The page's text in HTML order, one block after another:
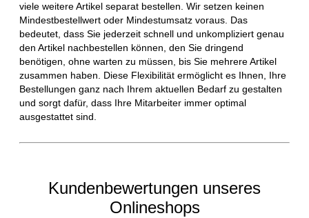
viele weitere Artikel separat bestellen. Wir setzen keinen
Mindestbestellwert oder Mindestumsatz voraus. Das
bedeutet, dass Sie jederzeit schnell und unkompliziert genau
den Artikel nachbestellen können, den Sie dringend
benötigen, ohne warten zu müssen, bis Sie mehrere Artikel
zusammen haben. Diese Flexibilität ermöglicht es Ihnen, Ihre
Bestellungen ganz nach Ihrem aktuellen Bedarf zu gestalten
und sorgt dafür, dass Ihre Mitarbeiter immer optimal
ausgestattet sind.
Kundenbewertungen unseres
Onlineshops